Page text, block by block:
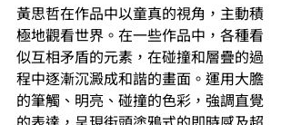
黃思哲在作品中以童真的視角，主動積
極地觀看世界。在一些作品中，各種看
似互相矛盾的元素，在碰撞和層疊的過
程中逐漸沉澱成和諧的畫面。運用大膽
的筆觸、明亮、碰撞的色彩，強調直覺